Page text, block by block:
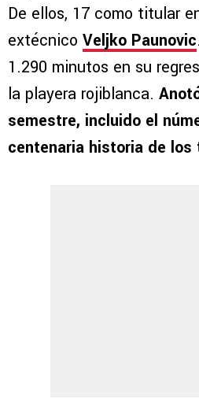
De ellos, 17 como titular
extécnico Veljko Paunovic
1.290 minutos en su
la playera rojiblanca.
semestre, incluido el
centenaria historia de los